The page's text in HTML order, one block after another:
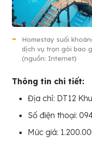
Homestay suối
dịch vụ trọn gói bao
(nguồn: Internet)
Thông tin chi tiết:
Địa chỉ: DT12
Số điện thoại:
Mức giá: